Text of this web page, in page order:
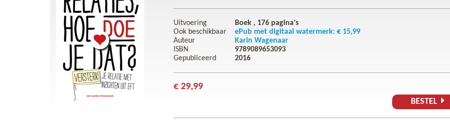
Uitvoering Boek , 176 pagina's
Ook beschikbaar
ePub met digitaal watermerk: € 15,99
Auteur
Karin Wagenaar
ISBN
9789089653093
Gepubliceerd
2016
€ 29,99
BESTEL